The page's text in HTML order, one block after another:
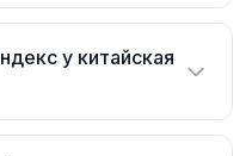
у китайская